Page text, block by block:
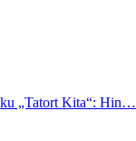
„Tatort Kita“: Hin…